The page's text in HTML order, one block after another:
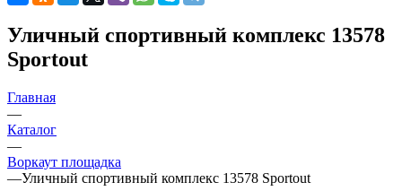
Уличный спортивный комплекс 13578
Sportout
Главная
—
Каталог
—
Воркаут площадка
—Уличный спортивный комплекс 13578 Sportout